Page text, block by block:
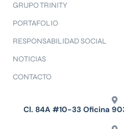
GRUPO TRINITY
PORTAFOLIO
RESPONSABILIDAD SOCIAL
NOTICIAS
CONTACTO
Cl. 84A #10-33 Oficina